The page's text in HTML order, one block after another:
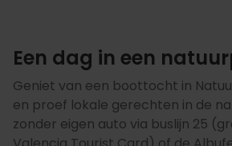
Een dag in een
Geniet van een boottocht in
en proef lokale gerechten in de
zonder eigen auto via buslijn 25